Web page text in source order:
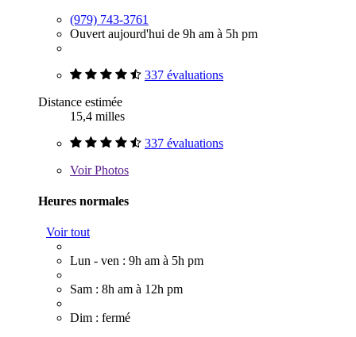
(979) 743-3761
Ouvert aujourd'hui de 9h am à 5h pm
337 évaluations
Distance estimée
15,4 milles
337 évaluations
VoirPhotos
Heures normales
Voir tout
Lun - ven : 9h am à 5h pm
Sam : 8h am à 12h pm
Dim : fermé